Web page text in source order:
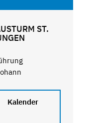
ST.
Kalender